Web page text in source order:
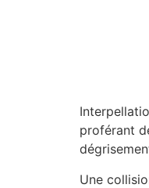
proférant
Une